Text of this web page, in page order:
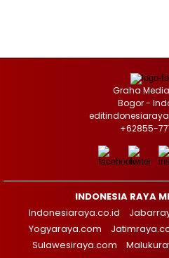
Graha
Bogor -
+62855-
INDONESIA RAYA
Indonesiaraya.co.id
Yogyaraya.com
Sulawesiraya.com